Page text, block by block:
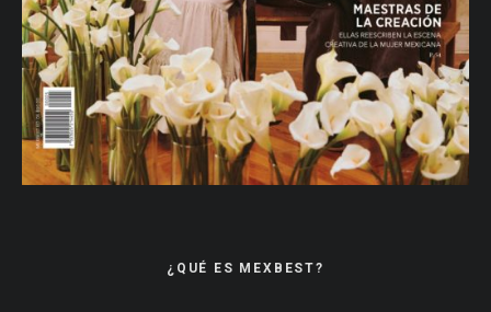
¿QUÉ ES MEXBEST?